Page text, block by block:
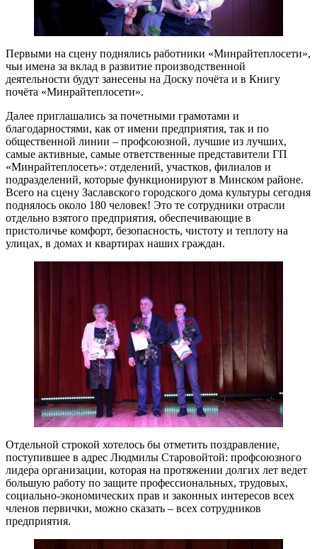
Первыми на сцену поднялись работники «Минрайтеплосети»,
чьи имена за вклад в развитие производственной
деятельности будут занесены на Доску почёта и в Книгу
почёта «Минрайтеплосети».
Далее приглашались за почетными грамотами и
благодарностями, как от имени предприятия, так и по
общественной линии – профсоюзной, лучшие из лучших,
самые активные, самые ответственные представители ГП
«Минрайтеплосеть»: отделений, участков, филиалов и
подразделений, которые функционируют в Минском районе.
Всего на сцену Заславского городского дома культуры сегодня
поднялось около 180 человек! Это те сотрудники отрасли
отдельно взятого предприятия, обеспечивающие в
пристоличье комфорт, безопасность, чистоту и теплоту на
улицах, в домах и квартирах наших граждан.
Отдельной строкой хотелось бы отметить поздравление,
поступившее в адрес Людмилы Старовойтой: профсоюзного
лидера организации, которая на протяжении долгих лет ведет
большую работу по защите профессиональных, трудовых,
социально-экономических прав и законных интересов всех
членов первички, можно сказать – всех сотрудников
предприятия.